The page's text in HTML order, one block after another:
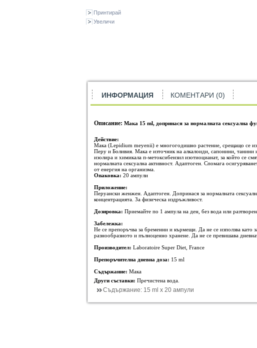
Принтирай
Увеличи
ИНФОРМАЦИЯ КОМЕНТАРИ (0)
Описание: Мака 15 ml, допринася за нормалната сексуална
Действие:
Мака (Lepidium meyenii) е многогодишно растение, срещащо се из
Перу и Боливия. Мака е източник на алкалоиди, сапонини, танини
изолира и химикала п-метоксибензил изотиоцианат, за който се
нормалната сексуална активност. Адаптоген. Спомага
от енергия на организма.
Опаковка: 20 ампули
Приложение:
Перуански женжен. Адаптоген. Допринася за нормалната
концентрацията. За физическа издръжливост.
Дозировка: Приемайте по 1 ампула на ден, без вода или
Забележка:
Не се препоръчва за бременни и кърмещи. Да не се използва като
разнообразното и пълноценно хранене. Да не се превишава
Производител: Laboratoire Super Diet, France
Препоръчителна дневна доза: 15 ml
Съдържание: Мака
Други съставки: Пречистена вода.
Съдържание:15 ml х 20 ампули